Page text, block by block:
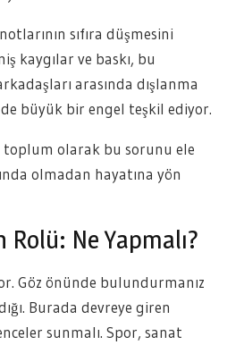
sıfıra düşmesini
kaygılar ve baskı, bu
arasında dışlanma
büyük bir engel teşkil ediyor.
toplum olarak bu sorunu ele
olmadan hayatına yön
Ne Yapmalı?
Göz önünde bulundurmanız
Burada devreye giren
sunmalı. Spor, sanat